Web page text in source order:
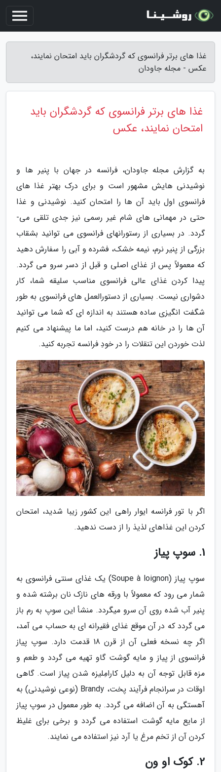
غذا های برتر فرانسوی که گردشگران باید امتحان نمایند،
عکس - مجله جاودان
غذا های برتر فرانسوی که گردشگران باید
امتحان نمایند، عکس
به گزارش مجله جاودان، فرانسه در جهان با پنیر ها و
نوشیدنی هایش مشهور است و برای درک بهتر غذا های
فرانسوی اول باید آن ها را امتحان کنید. نوشیدنی و غذا
حتی در مهمانی ­های شام غیر رسمی نیز جدی تلقی می­
گردد. در بسیاری از رستوران­های فرانسوی می ­توانید بشقاب
بزرگی از پنیر نرم، نیمه خشک، فشرده و آبی را سفارش دهید
که معمولاً پس از غذای اصلی و قبل از دسر سرو می­ گردد.
پیدا کردن غذای عالی فرانسوی مناسب سلیقه شما، کار
دشواری نیست. بسیاری از دستورالعمل ­های فرانسوی به طور
شگفت ­انگیزی ساده هستند به اندازه ای که شما می توانید
آن ها را در خانه هم درست کنید، اما ما پیشنهاد می کنیم
لذت خوردن این تنقلات را در خودِ فرانسه تجربه کنید.
اگر با تور فرانسه ایوار راهی این کشور زیبا شدید، امتحان
کردن این غذاهای لذیذ را از دست ندهید.
1. سوپ پیاز
سوپ پیاز (Soupe à loignon) یک غذای سنتی فرانسوی به
شمار می رود که معمولاً با ورقه ­های نازک نان برشته شده و
پنیر آب شده روی آن سرو می­گردد. منشأ این سوپ به رم باز
می گردد که در آن موقع غذای فقیرانه ای به حساب می آمد،
اگر چه نسخه فعلی آن از قرن 18 قدمت دارد. سوپ پیاز
فرانسوی از پیاز و مایه گوشت گاو تهیه می گردد و طعم و
مزه قابل توجه آن به دلیل کارامِلیزه شدن پیاز است. گاهی
اوقات در سرانجام فرآیند پخت، Brandy (نوعی نوشیدنی) به
آهستگی به آن اضافه می گردد. به طور معمول در سوپ پیاز
از مایع مایه گوشت استفاده می گردد و برخی برای غلیظ
کردن آن از تخم مرغ یا آرد نیز استفاده می نمایند.
2. کوک او ون